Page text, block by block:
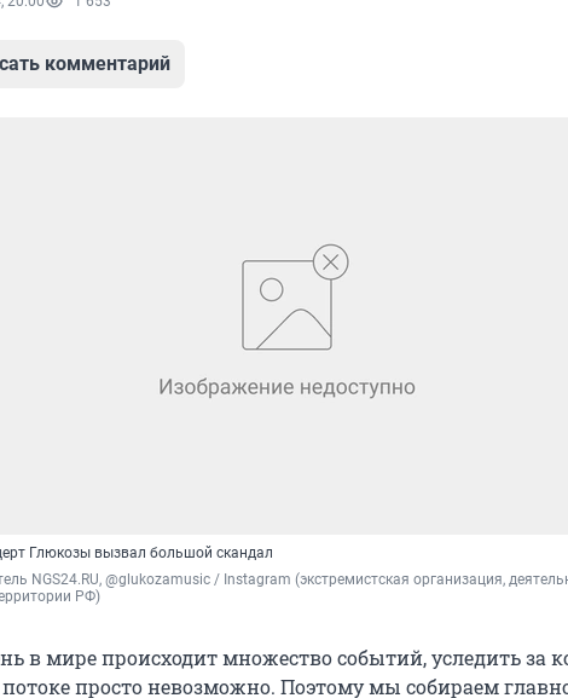
комментарий
Глюкозы вызвал большой скандал
NGS24.RU, @glukozamusic / Instagram (экстремистская организация,
РФ)
в мире происходит множество событий, уследить за
просто невозможно. Поэтому мы собираем